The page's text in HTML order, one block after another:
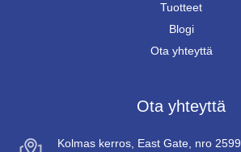
Tuotteet
Blogi
Ota yhteyttä
Ota yhteyttä
Kolmas kerros, East Gate, nro